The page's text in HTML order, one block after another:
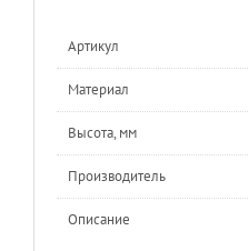
Артикул
Материал
Высота, мм
Производитель
Описание